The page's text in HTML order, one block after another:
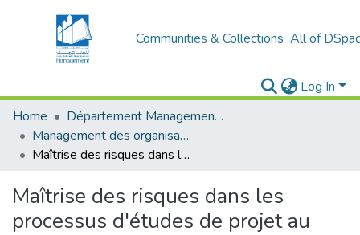
Communities & Collections All of
Log In
Home
Département Management Des Organisations
Management des organisations (MDO)
Maîtrise des risques dans les processus d'études de projet au sein de la SAETI
Maîtrise des risques dans les
processus d'études de projet au